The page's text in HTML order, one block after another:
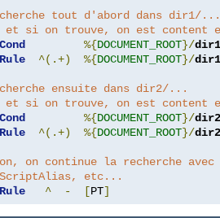
tout d'abord dans dir1/...
si on trouve, on est content
%{DOCUMENT_ROOT}/dir1
^(.+) %{DOCUMENT_ROOT}/dir1
ensuite dans dir2/...
si on trouve, on est content
%{DOCUMENT_ROOT}/dir2
^(.+) %{DOCUMENT_ROOT}/dir2
on continue la recherche
etc...
^ - [PT]